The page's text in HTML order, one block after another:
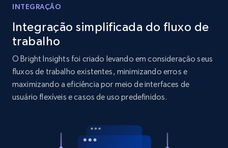
Etsy
URL, Product id, Listing inventory id, Title, Rating,
Reviews count shop, Reviews count item, Initial
price, and more.
1.9K+ 323+ Comece agora
Etsy - Collect data on products using
INTEGRAÇÃO
Integração simplificada do fluxo de
trabalho
O Bright Insights foi criado levando em consideração seus
fluxos de trabalho existentes, minimizando erros e
maximizando a eficiência por meio de interfaces de
usuário flexíveis e casos de uso predefinidos.